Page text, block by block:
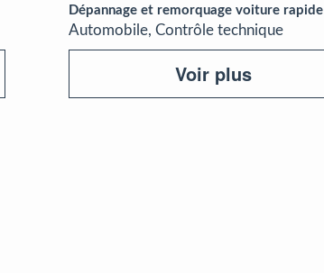
Dépannage et remorquage voiture rapide
Automobile, Contrôle technique
Voir plus